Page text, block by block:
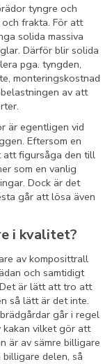
tyngre och
frakta. För att
solida massiva
Därför blir solida
pga. tyngden,
monteringskostnad
av att
är egentligen vid
Eftersom en
att figursåga den till
som en vanlig
Dock är det
går att lösa även
i kvalitet?
av komposittrall
och samtidigt
är lätt att tro att
så lätt är det inte.
går i regel
kakan vilket gör att
är av sämre billigare
delen, så